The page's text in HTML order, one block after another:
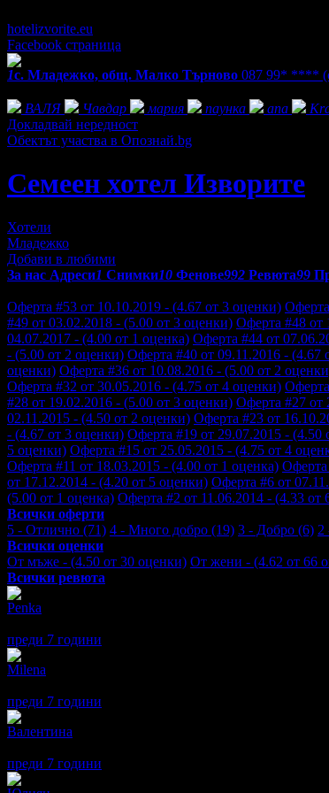
hotelizvorite.eu
Facebook страница
1с. Младежко, общ. Малко Търново 087 99* ****
ВАЛЯ
Чавдар мария паунка ana
Докладвай нередност
Обектът участва в Опознай.bg
Семеен хотел Изворите
Хотели
Младежко
Добави в любими
За нас Адреси1 Снимки10 Фенове992 Ревюта99
Оферта #53 от 10.10.2019 - (4.67 от 3 оценки)
#49 от 03.02.2018 - (5.00 от 3 оценки) Оферта #48 от
04.07.2017 - (4.00 от 1 оценка) Оферта #44 от
- (5.00 от 2 оценки) Оферта #40 от 09.11.2016 - (4.67
оценки) Оферта #36 от 10.08.2016 - (5.00 от 2
Оферта #32 от 30.05.2016 - (4.75 от 4 оценки)
#28 от 19.02.2016 - (5.00 от 3 оценки) Оферта #27 от
02.11.2015 - (4.50 от 2 оценки) Оферта #23 от
- (4.67 от 3 оценки) Оферта #19 от 29.07.2015 - (4.50
5 оценки) Оферта #15 от 25.05.2015 - (4.75 от 4
Оферта #11 от 18.03.2015 - (4.00 от 1 оценка) Оферта
от 17.12.2014 - (4.20 от 5 оценки) Оферта #6 от
(5.00 от 1 оценка) Оферта #2 от 11.06.2014 - (4.33 от
Всички оферти
5 - Отлично (71) 4 - Много добро (19) 3 - Добро (6) 2
Всички оценки
От мъже - (4.50 от 30 оценки) От жени - (4.62 от 66
Всички ревюта
Penka
преди 7 години
Milena
преди 7 години
Валентина
преди 7 години